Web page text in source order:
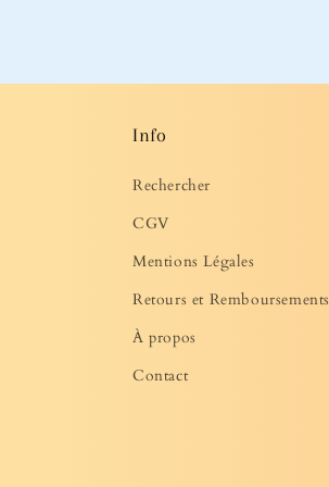
Info
Rechercher
CGV
Mentions Légales
Retours et Remboursements
À propos
Contact